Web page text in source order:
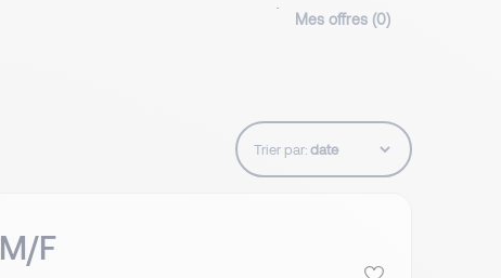
Mes offres (0)
Trier par:
F